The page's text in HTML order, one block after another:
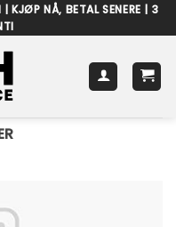
| KJØP NÅ, BETAL SENERE | 3